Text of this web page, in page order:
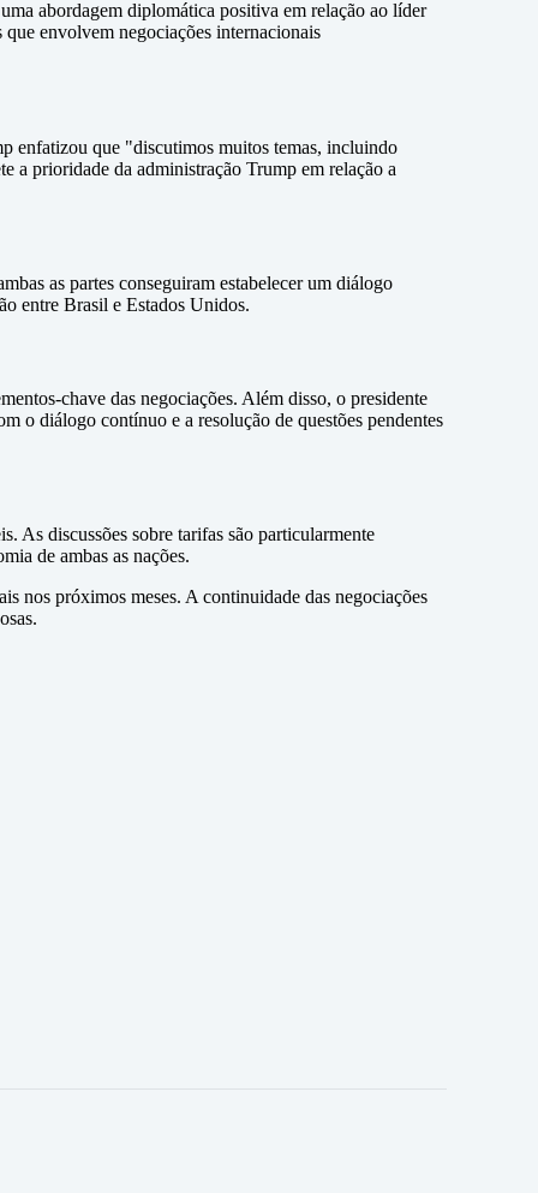
abordagem diplomática positiva em relação ao líder
envolvem negociações internacionais
enfatizou que "discutimos muitos temas, incluindo
a prioridade da administração Trump em relação a
as partes conseguiram estabelecer um diálogo
entre Brasil e Estados Unidos.
chave das negociações. Além disso, o presidente
o diálogo contínuo e a resolução de questões pendentes
As discussões sobre tarifas são particularmente
de ambas as nações.
nos próximos meses. A continuidade das negociações